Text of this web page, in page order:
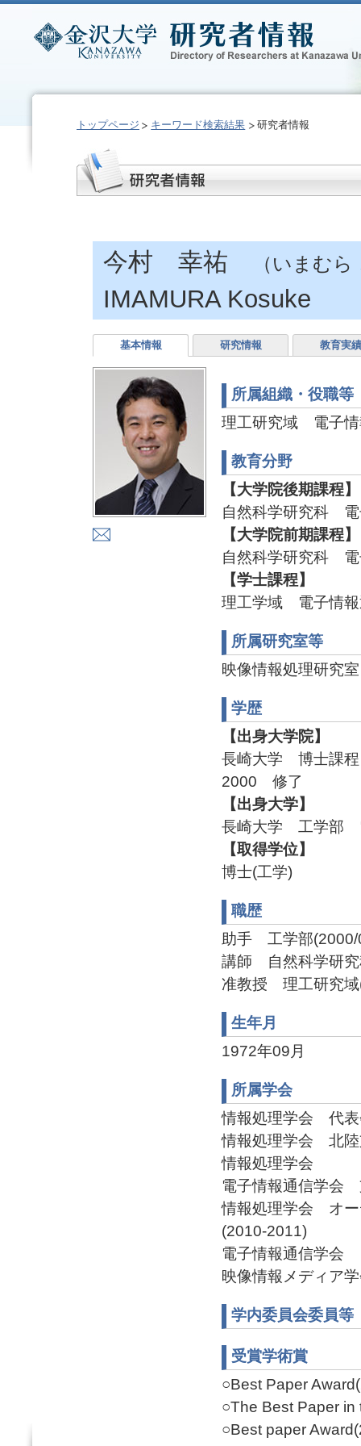
トップページ キーワード検索結果 研究者情報
今村 幸祐 （いまむ
IMAMURA Kosuke
基本情報 研究情報 教育実績
所属組織・役職等
理工研究域 電子
教育分野
【大学院後期課程】
自然科学研究科 電
【大学院前期課程】
自然科学研究科 電
【学士課程】
理工学域 電子情
所属研究室等
映像情報処理研究
学歴
【出身大学院】
長崎大学 博士課
2000 修了
【出身大学】
長崎大学 工学部
【取得学位】
博士(工学)
職歴
助手 工学部(2000/
講師 自然科学研究
准教授 理工研究域
生年月
1972年09月
所属学会
情報処理学会 代表
情報処理学会 北陸
情報処理学会
電子情報通信学会
情報処理学会 オー
(2010-2011)
電子情報通信学会
映像情報メディア
学内委員会委員等
受賞学術賞
○Best Paper
○The Best Paper
○Best paper